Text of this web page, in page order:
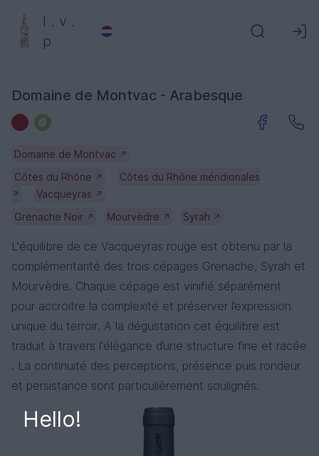
l . v .
p
Domaine de Montvac - Arabesque
Domaine de Montvac ↗
Côtes du Rhône ↗ Côtes du Rhône méridionales
↗ Vacqueyras ↗
Grenache Noir ↗ Mourvèdre ↗ Syrah ↗
L'équilibre de ce Vacqueyras rouge est obtenu par la
complémentarité des trois cépages Grenache, Syrah et
Mourvèdre. Chaque cépage est vinifié séparément
pour accroitre la complexité et préserver l’expression
unique du terroir. A la dégustation cet équilibre est
traduit à travers l'élégance d’une structure fine et racée
. La continuité des perceptions, présence puis rondeur
et persistance sont particulièrement soulignés.
Hello!